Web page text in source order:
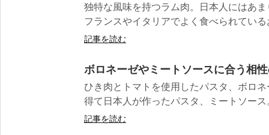
独特な風味を持つラム肉。日本人にはあ
フランスやイタリアでよく食べられてい
記事を読む
ボロネーゼやミートソースに合う相
ひき肉とトマトを使用したパスタ、ボロ
得て日本人が作ったパスタ、ミートソー
記事を読む